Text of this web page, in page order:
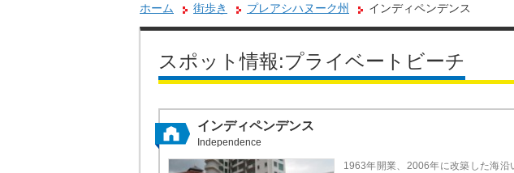
ホーム 街歩き プレアシハヌーク州 インディペンデンス
スポット情報:プライベートビーチ
インディペンデンス
Independence
1963年開業、2006年に改築した海沿